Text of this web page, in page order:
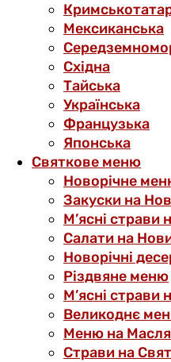
Мексиканська
Східна
Тайська
Українська
Французька
Японська
Святкове меню
Новорічне
Закуски на
М’ясні страви
Салати на
Новорічні
Різдвяне меню
М’ясні страви
Великоднє
Меню на
Страви на